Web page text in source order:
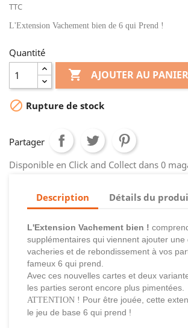
TTC
L'Extension Vachement bien de 6 qui Prend !
Quantité
 AJOUTER AU PANIER
 Rupture de stock
Partager
Disponible en Click and Collect dans 0
Description Détails du
L'Extension Vachement bien !
supplémentaires qui viennent ajouter une
vacheries et de rebondissement à vos
fameux 6 qui prend.
Avec ces nouvelles cartes et deux
les parties seront encore plus pimentées.
ATTENTION ! Pour être jouée, cette
le jeu de base 6 qui prend !